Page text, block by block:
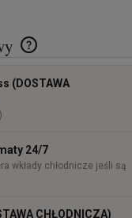
kosztów płatności
(DOSTAWA
24/7
wkłady chłodnicze jeśli są
CHŁODNICZA)